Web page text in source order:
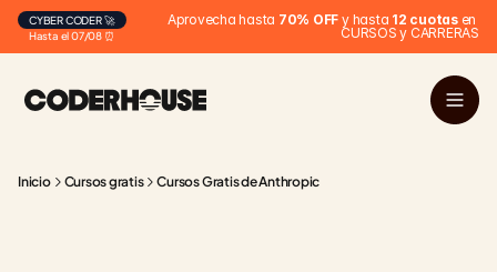
Hasta el 07/08 ⏰
CYBER CODER 🚀 Aprovecha hasta 70% OFF y hasta 12 cuotas en
CURSOS y CARRERAS
Inicio Cursos gratis Cursos Gratis de Anthropic